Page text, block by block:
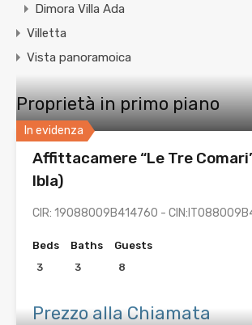
Dimora Villa Ada
Villetta
Vista panoramoica
Proprietà in primo piano
In evidenza
Affittacamere “Le Tre
Ibla)
CIR: 19088009B414760 -
Beds
3
Baths
3
Guests
8
Prezzo alla Chiamata